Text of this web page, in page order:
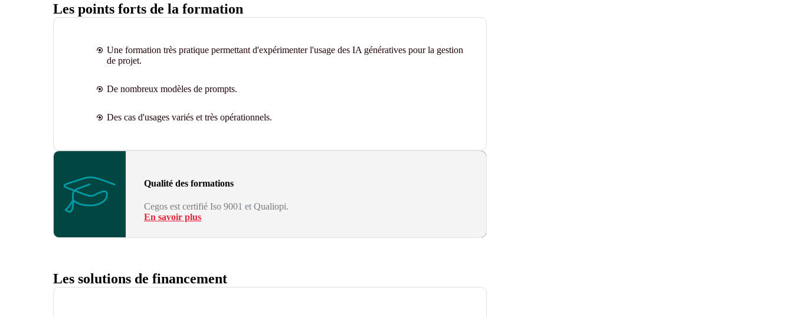
Les points forts de la formation
Une formation très pratique permettant d'expérimenter l'usage des IA générativespour la gestion
de projet.
De nombreux modèles de prompts.
Des cas d'usages variés et très opérationnels.
Qualité des formations
Cegos est certifié Iso 9001 et Qualiopi.
En savoir plus
Les solutions de financement